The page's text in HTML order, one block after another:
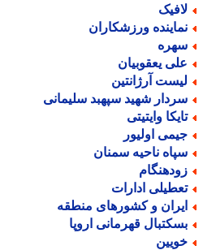
ورزشکاران
یعقوبیان
آرژانتین
شهید سپهبد سلیمانی
وایتیتی
اولیور
ناحیه سمنان
ادارات
و کشورهای منطقه
قهرمانی اروپا